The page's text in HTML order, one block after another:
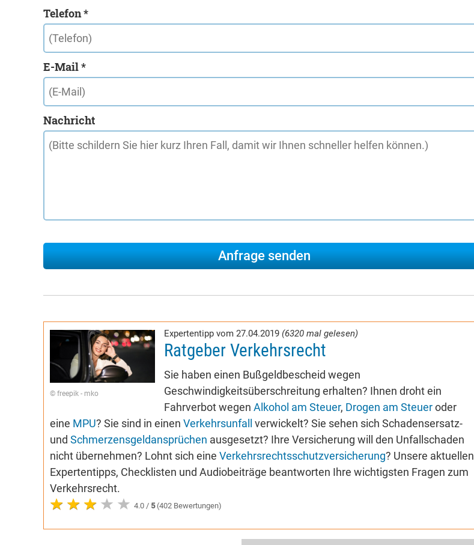
Telefon *
E-Mail *
Nachricht
© freepik - mko
Expertentipp vom 27.04.2019 (6320 mal gelesen)
Ratgeber Verkehrsrecht
Sie haben einen Bußgeldbescheid wegen
Geschwindigkeitsüberschreitung erhalten? Ihnen droht ein
Fahrverbot wegen Alkohol am Steuer, Drogen am Steueroder
eine MPU? Sie sind in einen Verkehrsunfall
verwickelt? Sie sehen sich Schadensersatz-
und Schmerzensgeldansprüchen ausgesetzt? Ihre Versicherung will den Unfallschaden
nicht übernehmen? Lohnt sich eine Verkehrsrechtsschutzversicherung? Unsere aktuellen
Expertentipps, Checklisten und Audiobeiträge beantworten Ihre wichtigsten Fragen zum
Verkehrsrecht.
4.0 / 5(402 Bewertungen)